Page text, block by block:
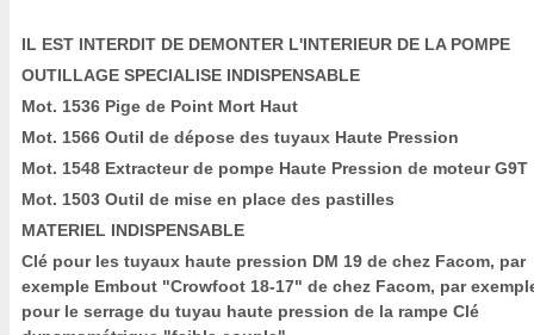
IL EST INTERDIT DE DEMONTER L'INTERIEUR DE LA POMPE
OUTILLAGE SPECIALISE INDISPENSABLE
Mot. 1536 Pige de Point Mort Haut
Mot. 1566 Outil de dépose des tuyaux Haute Pression
Mot. 1548 Extracteur de pompe Haute Pression de moteur G9T
Mot. 1503 Outil de mise en place des pastilles
MATERIEL INDISPENSABLE
Clé pour les tuyaux haute pression DM 19 de chez Facom, par
exemple Embout "Crowfoot 18-17" de chez Facom, par
pour le serrage du tuyau haute pression de la rampe Clé